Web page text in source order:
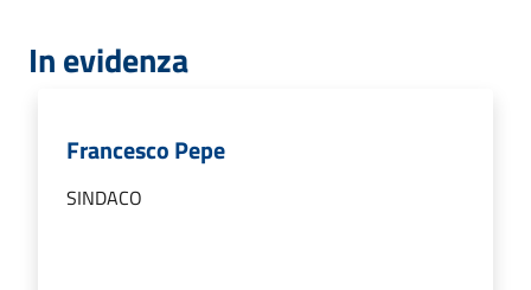
In evidenza
Francesco Pepe
SINDACO